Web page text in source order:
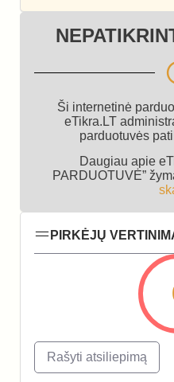
Ši internetinė
eTikra.LT
parduotuvės
Daugiau apie
PARDUOTUVĖ”
PIRKĖJŲ
Rašyti atsiliepimą